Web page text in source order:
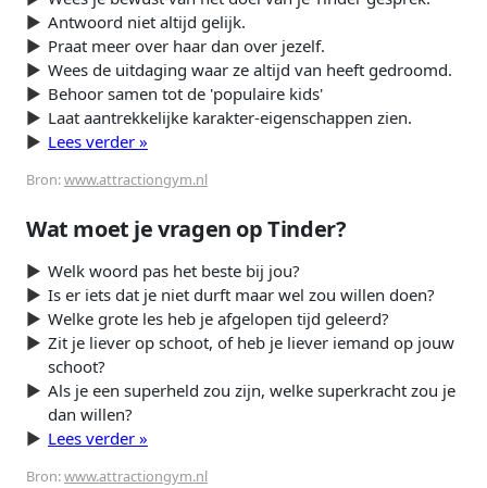
Antwoord niet altijd gelijk.
Praat meer over haar dan over jezelf.
Wees de uitdaging waar ze altijd van heeft gedroomd.
Behoor samen tot de 'populaire kids'
Laat aantrekkelijke karakter-eigenschappen zien.
Lees verder »
Bron:www.attractiongym.nl
Wat moet je vragen op Tinder?
Welk woord pas het beste bij jou?
Is er iets dat je niet durft maar wel zou willen doen?
Welke grote les heb je afgelopen tijd geleerd?
Zit je liever op schoot, of heb je liever iemand op jouw
schoot?
Als je een superheld zou zijn, welke superkracht zou je
dan willen?
Lees verder »
Bron:www.attractiongym.nl